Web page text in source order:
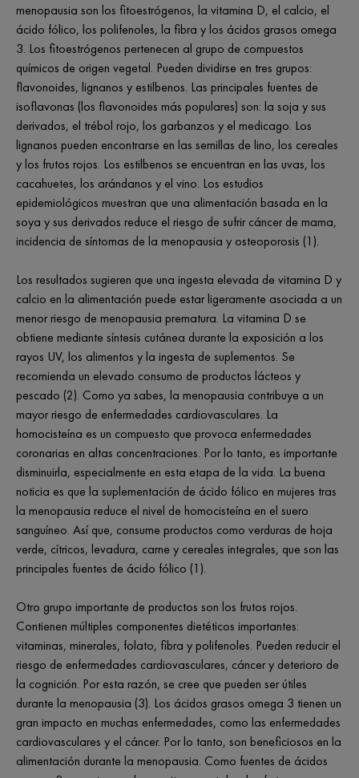
menopausia son los fitoestrógenos, la vitamina D, el calcio, el
ácido fólico, los polifenoles, la fibra y los ácidos grasos omega
3. Los fitoestrógenos pertenecen al grupo de compuestos
químicos de origen vegetal. Pueden dividirse en tres grupos:
flavonoides, lignanos y estilbenos. Las principales fuentes de
isoflavonas (los flavonoides más populares) son: la soja y sus
derivados, el trébol rojo, los garbanzos y el medicago. Los
lignanos pueden encontrarse en las semillas de lino, los cereales
y los frutos rojos. Los estilbenos se encuentran en las uvas, los
cacahuetes, los arándanos y el vino. Los estudios
epidemiológicos muestran que una alimentación basada en la
soya y sus derivados reduce el riesgo de sufrir cáncer de mama,
incidencia de síntomas de la menopausia y osteoporosis (1).
Los resultados sugieren que una ingesta elevada de vitamina D y
calcio en la alimentación puede estar ligeramente asociada a un
menor riesgo de menopausia prematura. La vitamina D se
obtiene mediante síntesis cutánea durante la exposición a los
rayos UV, los alimentos y la ingesta de suplementos. Se
recomienda un elevado consumo de productos lácteos y
pescado (2). Como ya sabes, la menopausia contribuye a un
mayor riesgo de enfermedades cardiovasculares. La
homocisteína es un compuesto que provoca enfermedades
coronarias en altas concentraciones. Por lo tanto, es importante
disminuirla, especialmente en esta etapa de la vida. La buena
noticia es que la suplementación de ácido fólico en mujeres tras
la menopausia reduce el nivel de homocisteína en el suero
sanguíneo. Así que, consume productos como verduras de hoja
verde, cítricos, levadura, carne y cereales integrales, que son las
principales fuentes de ácido fólico (1).
Otro grupo importante de productos son los frutos rojos.
Contienen múltiples componentes dietéticos importantes:
vitaminas, minerales, folato, fibra y polifenoles. Pueden reducir el
riesgo de enfermedades cardiovasculares, cáncer y deterioro de
la cognición. Por esta razón, se cree que pueden ser útiles
durante la menopausia (3). Los ácidos grasos omega 3 tienen un
gran impacto en muchas enfermedades, como las enfermedades
cardiovasculares y el cáncer. Por lo tanto, son beneficiosos en la
alimentación durante la menopausia. Como fuentes de ácidos